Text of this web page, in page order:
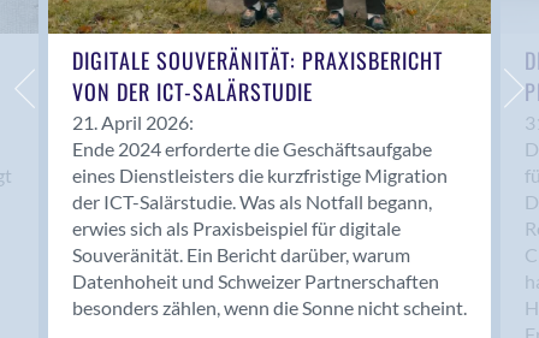
Balzers
Basel
Bassersdorf
Belp
Bendern
Benken (SG)
Bergdietikon
Berlin
Bern
Bern - Liebefeld
DIGITALE SOUVERÄNITÄT: PRAXISBERICHT
VON DER ICT-SALÄRSTUDIE
21. April 2026:
Ende 2024 erforderte die Geschäftsaufgabe
eines Dienstleisters die kurzfristige Migration
der ICT-Salärstudie. Was als Notfall begann,
erwies sich als Praxisbeispiel für digitale
Souveränität. Ein Bericht darüber, warum
Datenhoheit und Schweizer Partnerschaften
besonders zählen, wenn die Sonne nicht scheint.